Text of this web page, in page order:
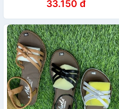
33.150 đ